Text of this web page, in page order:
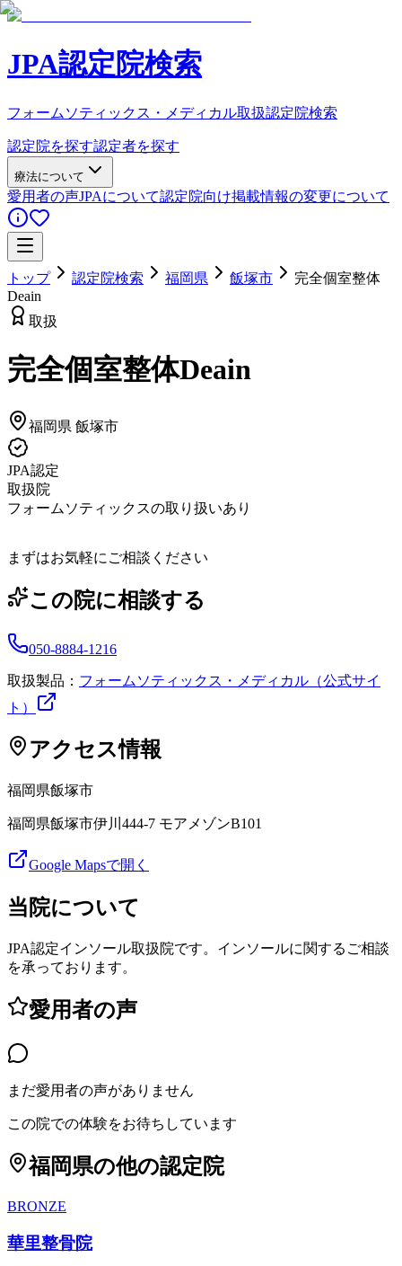
JPA認定院検索
フォームソティックス・メディカル取扱認定院検索
認定院を探す認定者を探す
療法について
愛用者の声JPAについて認定院向け掲載情報の変更について
トップ 認定院検索 福岡県 飯塚市
完全個室整体
Deain
取扱
完全個室整体Deain
福岡県 飯塚市
JPA認定
取扱院
フォームソティックスの取り扱いあり
まずはお気軽にご相談ください
この院に相談する
050-8884-1216
取扱製品： フォームソティックス・メディカル（公式サイ
ト）
アクセス情報
福岡県飯塚市
福岡県飯塚市伊川444-7 モアメゾンB101
Google Mapsで開く
当院について
JPA認定インソール取扱院です。インソールに関するご相談
を承っております。
愛用者の声
まだ愛用者の声がありません
この院での体験をお待ちしています
福岡県の他の認定院
BRONZE
華里整骨院